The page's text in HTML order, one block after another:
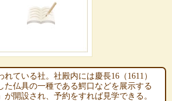
ている社。社殿内には慶長16（1611）
た仏具の一種である鰐口などを展示する
が開設され、予約をすれば見学できる。